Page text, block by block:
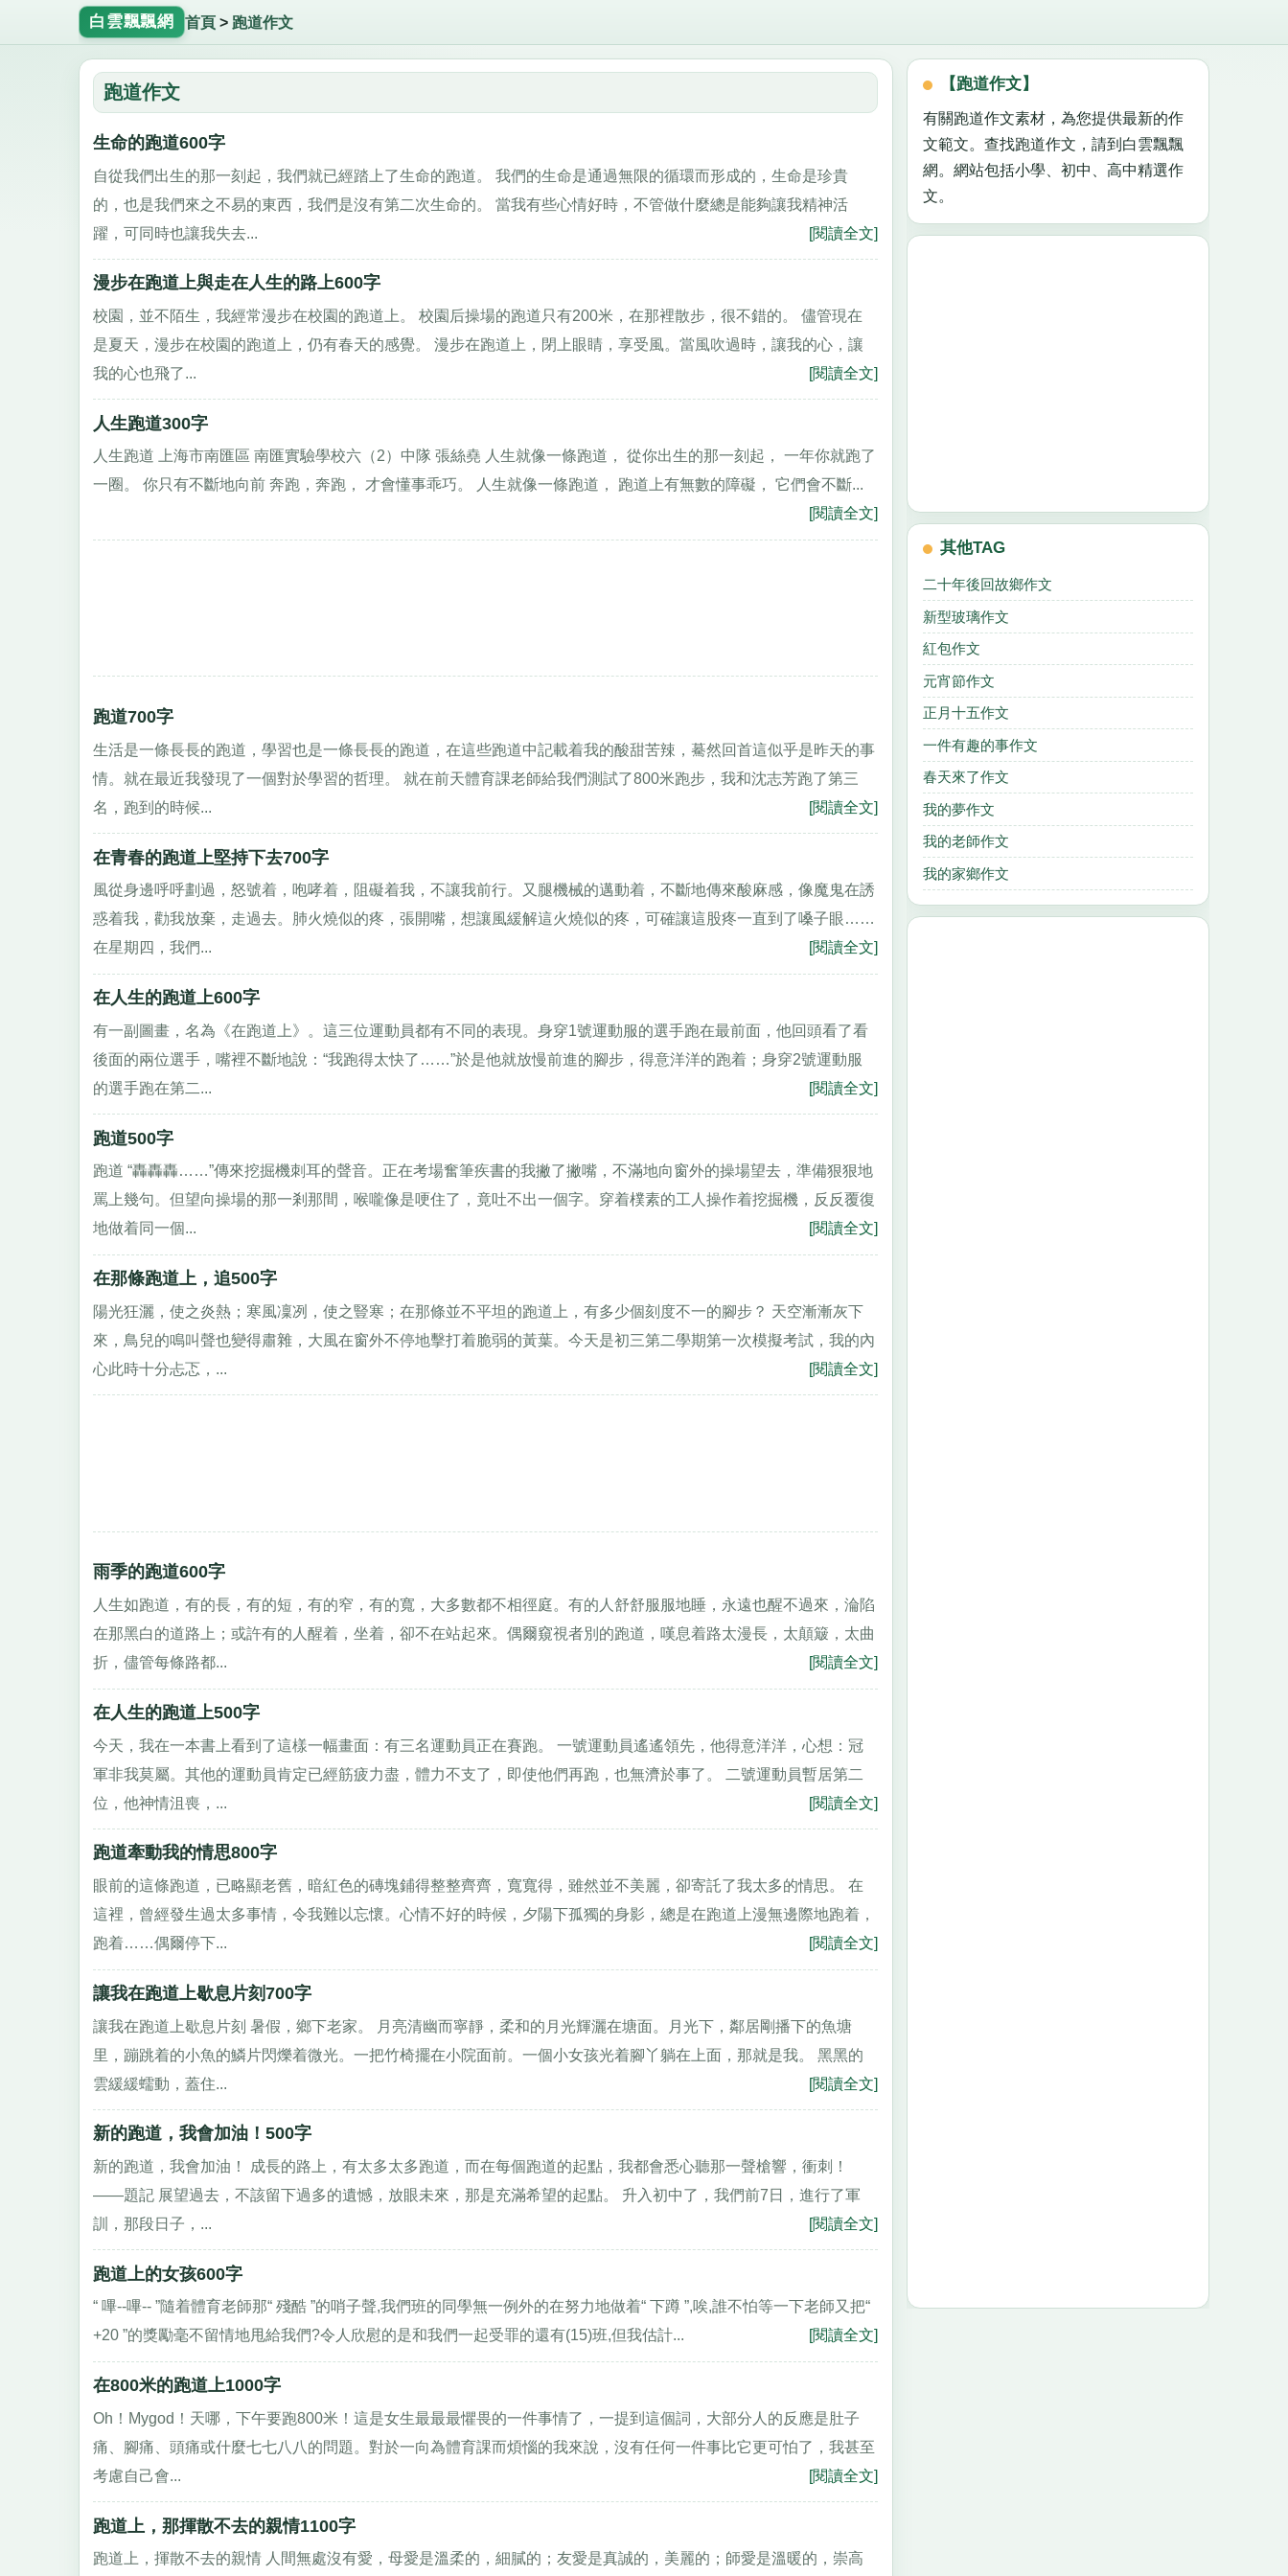
白雲飄飄網 首頁> 跑道作文
跑道作文
生命的跑道600字
自從我們出生的那一刻起，我們就已經踏上了生命的跑道。 我們的生命是通過無限的循環而形成的，生命是珍貴
的，也是我們來之不易的東西，我們是沒有第二次生命的。 當我有些心情好時，不管做什麼總是能夠讓我精神活
躍，可同時也讓我失去...
[閱讀全文]
漫步在跑道上與走在人生的路上600字
校園，並不陌生，我經常漫步在校園的跑道上。 校園后操場的跑道只有200米，在那裡散步，很不錯的。 儘管現在
是夏天，漫步在校園的跑道上，仍有春天的感覺。 漫步在跑道上，閉上眼睛，享受風。當風吹過時，讓我的心，讓
我的心也飛了...
[閱讀全文]
人生跑道300字
人生跑道 上海市南匯區 南匯實驗學校六（2）中隊 張絲堯 人生就像一條跑道， 從你出生的那一刻起， 一年你就跑了
一圈。 你只有不斷地向前 奔跑，奔跑， 才會懂事乖巧。 人生就像一條跑道， 跑道上有無數的障礙， 它們會不斷...
[閱讀全文]
跑道700字
生活是一條長長的跑道，學習也是一條長長的跑道，在這些跑道中記載着我的酸甜苦辣，驀然回首這似乎是昨天的事
情。就在最近我發現了一個對於學習的哲理。 就在前天體育課老師給我們測試了800米跑步，我和沈志芳跑了第三
名，跑到的時候...
[閱讀全文]
在青春的跑道上堅持下去700字
風從身邊呼呼劃過，怒號着，咆哮着，阻礙着我，不讓我前行。又腿機械的邁動着，不斷地傳來酸麻感，像魔鬼在誘
惑着我，勸我放棄，走過去。肺火燒似的疼，張開嘴，想讓風緩解這火燒似的疼，可確讓這股疼一直到了嗓子眼……
在星期四，我們...
[閱讀全文]
在人生的跑道上600字
有一副圖畫，名為《在跑道上》。這三位運動員都有不同的表現。身穿1號運動服的選手跑在最前面，他回頭看了看
後面的兩位選手，嘴裡不斷地說：“我跑得太快了……”於是他就放慢前進的腳步，得意洋洋的跑着；身穿2號運動服
的選手跑在第二...
[閱讀全文]
跑道500字
跑道 “轟轟轟……”傳來挖掘機刺耳的聲音。正在考場奮筆疾書的我撇了撇嘴，不滿地向窗外的操場望去，準備狠狠地
罵上幾句。但望向操場的那一剎那間，喉嚨像是哽住了，竟吐不出一個字。穿着樸素的工人操作着挖掘機，反反覆復
地做着同一個...
[閱讀全文]
在那條跑道上，追500字
陽光狂灑，使之炎熱；寒風凜冽，使之豎寒；在那條並不平坦的跑道上，有多少個刻度不一的腳步？ 天空漸漸灰下
來，鳥兒的鳴叫聲也變得肅雜，大風在窗外不停地擊打着脆弱的黃葉。今天是初三第二學期第一次模擬考試，我的內
心此時十分忐忑，...
[閱讀全文]
雨季的跑道600字
人生如跑道，有的長，有的短，有的窄，有的寬，大多數都不相徑庭。有的人舒舒服服地睡，永遠也醒不過來，淪陷
在那黑白的道路上；或許有的人醒着，坐着，卻不在站起來。偶爾窺視者別的跑道，嘆息着路太漫長，太顛簸，太曲
折，儘管每條路都...
[閱讀全文]
在人生的跑道上500字
今天，我在一本書上看到了這樣一幅畫面：有三名運動員正在賽跑。 一號運動員遙遙領先，他得意洋洋，心想：冠
軍非我莫屬。其他的運動員肯定已經筋疲力盡，體力不支了，即使他們再跑，也無濟於事了。 二號運動員暫居第二
位，他神情沮喪，...
[閱讀全文]
跑道牽動我的情思800字
眼前的這條跑道，已略顯老舊，暗紅色的磚塊鋪得整整齊齊，寬寬得，雖然並不美麗，卻寄託了我太多的情思。 在
這裡，曾經發生過太多事情，令我難以忘懷。心情不好的時候，夕陽下孤獨的身影，總是在跑道上漫無邊際地跑着，
跑着……偶爾停下...
[閱讀全文]
讓我在跑道上歇息片刻700字
讓我在跑道上歇息片刻 暑假，鄉下老家。 月亮清幽而寧靜，柔和的月光輝灑在塘面。月光下，鄰居剛播下的魚塘
里，蹦跳着的小魚的鱗片閃爍着微光。一把竹椅擺在小院面前。一個小女孩光着腳丫躺在上面，那就是我。 黑黑的
雲緩緩蠕動，蓋住...
[閱讀全文]
新的跑道，我會加油！500字
新的跑道，我會加油！ 成長的路上，有太多太多跑道，而在每個跑道的起點，我都會悉心聽那一聲槍響，衝刺！
——題記 展望過去，不該留下過多的遺憾，放眼未來，那是充滿希望的起點。 升入初中了，我們前7日，進行了軍
訓，那段日子，...
[閱讀全文]
跑道上的女孩600字
“ 嗶--嗶-- ”隨着體育老師那“ 殘酷 ”的哨子聲,我們班的同學無一例外的在努力地做着“ 下蹲 ”,唉,誰不怕等一下老師又把“
+20 ”的獎勵毫不留情地甩給我們?令人欣慰的是和我們一起受罪的還有(15)班,但我估計...
[閱讀全文]
在800米的跑道上1000字
Oh！Mygod！天哪，下午要跑800米！這是女生最最最懼畏的一件事情了，一提到這個詞，大部分人的反應是肚子
痛、腳痛、頭痛或什麼七七八八的問題。對於一向為體育課而煩惱的我來說，沒有任何一件事比它更可怕了，我甚至
考慮自己會...
[閱讀全文]
跑道上，那揮散不去的親情1100字
跑道上，揮散不去的親情 人間無處沒有愛，母愛是溫柔的，細膩的；友愛是真誠的，美麗的；師愛是溫暖的，崇高
【跑道作文】
有關跑道作文素材，為您提供最新的作
文範文。查找跑道作文，請到白雲飄飄
網。網站包括小學、初中、高中精選作
文。
其他TAG
二十年後回故鄉作文
新型玻璃作文
紅包作文
元宵節作文
正月十五作文
一件有趣的事作文
春天來了作文
我的夢作文
我的老師作文
我的家鄉作文